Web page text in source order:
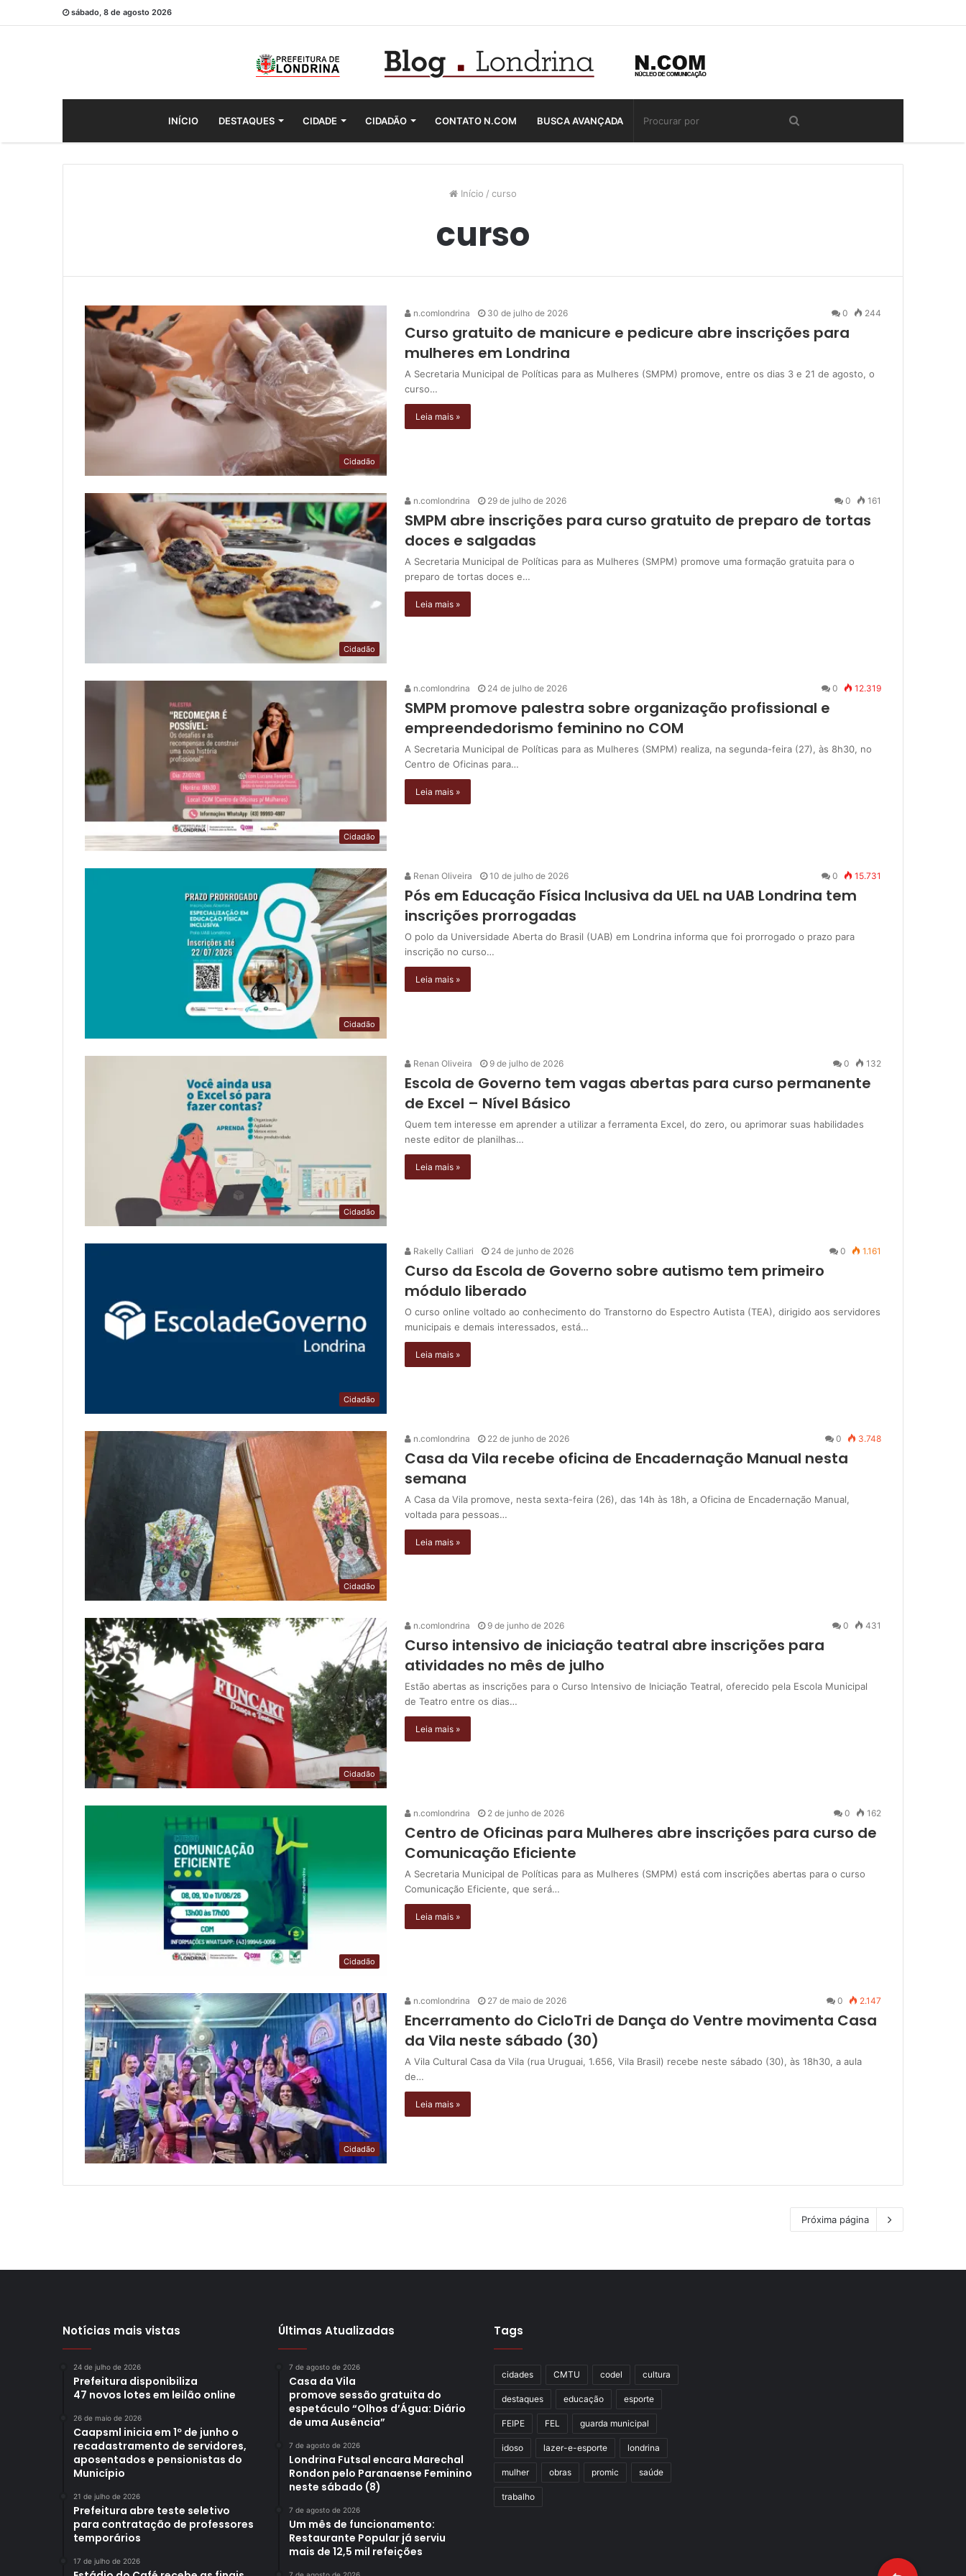
sábado, 8 de agosto 2026
INÍCIO DESTAQUES CIDADE CIDADÃO CONTATO N.COM BUSCA AVANÇADA
Início / curso
curso
Cidadão
n.comlondrina 30 de julho de 2026 0 244
Curso gratuito de manicure e pedicure abre inscrições para
mulheres em Londrina
A Secretaria Municipal de Políticas para as Mulheres (SMPM) promove, entre os dias 3 e 21 de agosto, o
curso…
Leia mais »
Cidadão
n.comlondrina 29 de julho de 2026 0 161
SMPM abre inscrições para curso gratuito de preparo de tortas
doces e salgadas
A Secretaria Municipal de Políticas para as Mulheres (SMPM) promove uma formação gratuita para o
preparo de tortas doces e…
Leia mais »
Cidadão
n.comlondrina 24 de julho de 2026 0 12.319
SMPM promove palestra sobre organização profissional e
empreendedorismo feminino no COM
A Secretaria Municipal de Políticas para as Mulheres (SMPM) realiza, na segunda-feira (27), às 8h30, no
Centro de Oficinas para…
Leia mais »
Cidadão
Renan Oliveira 10 de julho de 2026 0 15.731
Pós em Educação Física Inclusiva da UEL na UAB Londrina tem
inscrições prorrogadas
O polo da Universidade Aberta do Brasil (UAB) em Londrina informa que foi prorrogado o prazo para
inscrição no curso…
Leia mais »
Cidadão
Renan Oliveira 9 de julho de 2026 0 132
Escola de Governo tem vagas abertas para curso permanente
de Excel – Nível Básico
Quem tem interesse em aprender a utilizar a ferramenta Excel, do zero, ou aprimorar suas habilidades
neste editor de planilhas…
Leia mais »
Cidadão
Rakelly Calliari 24 de junho de 2026 0 1.161
Curso da Escola de Governo sobre autismo tem primeiro
módulo liberado
O curso online voltado ao conhecimento do Transtorno do Espectro Autista (TEA), dirigido aos servidores
municipais e demais interessados, está…
Leia mais »
Cidadão
n.comlondrina 22 de junho de 2026 0 3.748
Casa da Vila recebe oficina de Encadernação Manual nesta
semana
A Casa da Vila promove, nesta sexta-feira (26), das 14h às 18h, a Oficina de Encadernação Manual,
voltada para pessoas…
Leia mais »
Cidadão
n.comlondrina 9 de junho de 2026 0 431
Curso intensivo de iniciação teatral abre inscrições para
atividades no mês de julho
Estão abertas as inscrições para o Curso Intensivo de Iniciação Teatral, oferecido pela Escola Municipal
de Teatro entre os dias…
Leia mais »
Cidadão
n.comlondrina 2 de junho de 2026 0 162
Centro de Oficinas para Mulheres abre inscrições para curso de
Comunicação Eficiente
A Secretaria Municipal de Políticas para as Mulheres (SMPM) está com inscrições abertas para o curso
Comunicação Eficiente, que será…
Leia mais »
Cidadão
n.comlondrina 27 de maio de 2026 0 2.147
Encerramento do CicloTri de Dança do Ventre movimenta Casa
da Vila neste sábado (30)
A Vila Cultural Casa da Vila (rua Uruguai, 1.656, Vila Brasil) recebe neste sábado (30), às 18h30, a aula
de…
Leia mais »
Próxima página
Notícias mais vistas
24 de julho de 2026
Prefeitura disponibiliza
47 novos lotes em leilão online
26 de maio de 2026
Caapsml inicia em 1º de junho o
recadastramento de servidores,
aposentados e pensionistas do
Município
21 de julho de 2026
Prefeitura abre teste seletivo
para contratação de professores
temporários
17 de julho de 2026
Últimas Atualizadas
7 de agosto de 2026
Casa da Vila
promove sessão gratuita do
espetáculo “Olhos d’Água: Diário
de uma Ausência”
7 de agosto de 2026
Londrina Futsal encara Marechal
Rondon pelo Paranaense Feminino
neste sábado (8)
7 de agosto de 2026
Um mês de funcionamento:
Restaurante Popular já serviu
mais de 12,5 mil refeições
Tags
cidades CMTU codel cultura
destaques educação esporte
FEIPE FEL guarda municipal
idoso lazer-e-esporte londrina
mulher obras promic saúde
trabalho